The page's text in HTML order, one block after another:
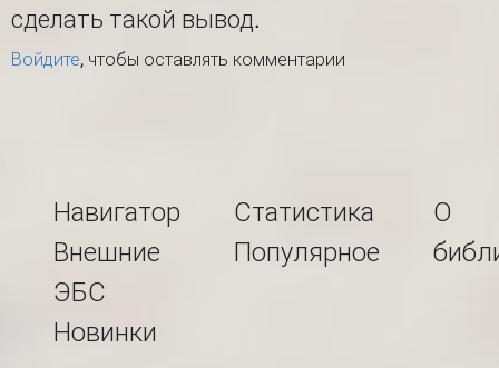
сделать такой вывод.
Войдите, чтобы оставлять комментарии
Навигатор
Внешние
ЭБС
Новинки
Статистика
Популярное
О